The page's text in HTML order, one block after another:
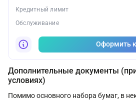
Кредитный лимит
Обслуживание
Оформить
Дополнительные документы
условиях)
Помимо основного набора бумаг, в